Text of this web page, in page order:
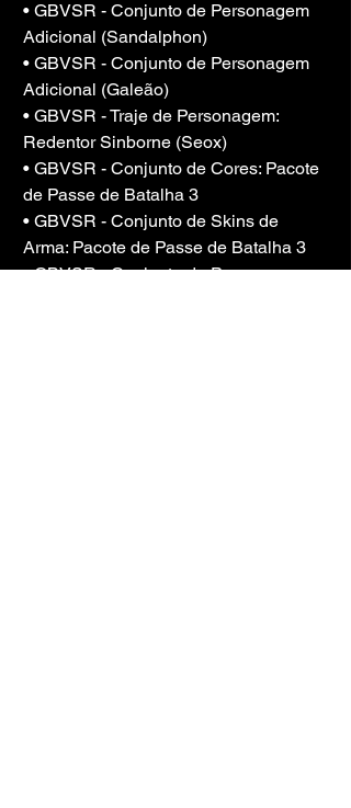
• GBVSR - Conjunto de Personagem
Adicional (Sandalphon)
• GBVSR - Conjunto de Personagem
Adicional (Galeão)
• GBVSR - Traje de Personagem:
Redentor Sinborne (Seox)
• GBVSR - Conjunto de Cores: Pacote
de Passe de Batalha 3
• GBVSR - Conjunto de Skins de
Arma: Pacote de Passe de Batalha 3
• GBVSR - Conjunto de Personagem